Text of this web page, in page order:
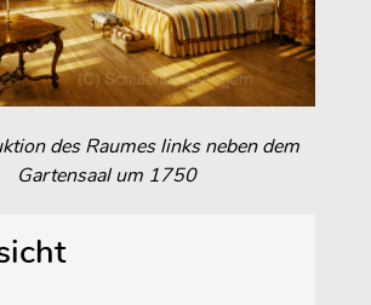
des Raumes links neben dem
Gartensaal um 1750